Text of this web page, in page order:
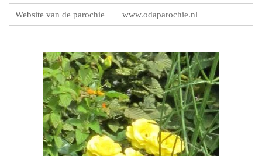
Website van de parochie www.odaparochie.nl